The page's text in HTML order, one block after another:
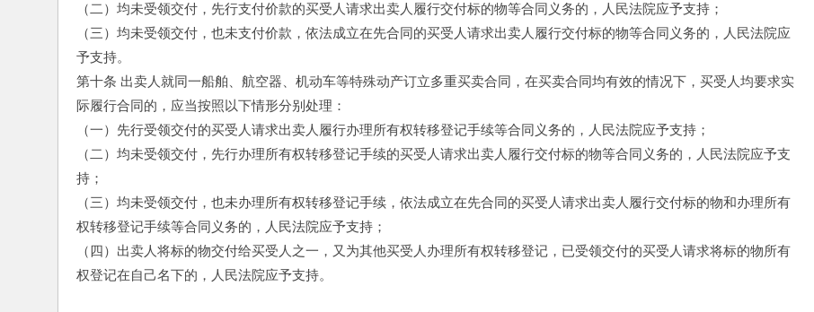
（二）均未受领交付，先行支付价款的买受人请求出卖人履行交付标的物等合同义务的，人民法院应予支持；
（三）均未受领交付，也未支付价款，依法成立在先合同的买受人请求出卖人履行交付标的物等合同义务的，人民法院应
予支持。
第十条 出卖人就同一船舶、航空器、机动车等特殊动产订立多重买卖合同，在买卖合同均有效的情况下，买受人均要求实
际履行合同的，应当按照以下情形分别处理：
（一）先行受领交付的买受人请求出卖人履行办理所有权转移登记手续等合同义务的，人民法院应予支持；
（二）均未受领交付，先行办理所有权转移登记手续的买受人请求出卖人履行交付标的物等合同义务的，人民法院应予支
持；
（三）均未受领交付，也未办理所有权转移登记手续，依法成立在先合同的买受人请求出卖人履行交付标的物和办理所有
权转移登记手续等合同义务的，人民法院应予支持；
（四）出卖人将标的物交付给买受人之一，又为其他买受人办理所有权转移登记，已受领交付的买受人请求将标的物所有
权登记在自己名下的，人民法院应予支持。